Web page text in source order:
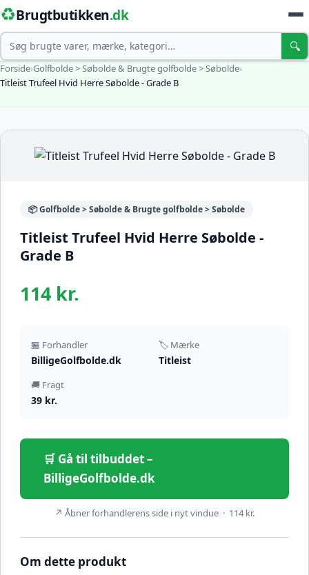
♻️Brugtbutikken.dk
Søg 🔍
Forside›Golfbolde > Søbolde & Brugte golfbolde > Søbolde›
Titleist Trufeel Hvid Herre Søbolde - Grade B
📦 Golfbolde > Søbolde & Brugte golfbolde > Søbolde
Titleist Trufeel Hvid Herre Søbolde -
Grade B
114 kr.
🏪 Forhandler
BilligeGolfbolde.dk
🏷️ Mærke
Titleist
🚚 Fragt
39 kr.
🛒 Gå til tilbuddet –
BilligeGolfbolde.dk
↗ Åbner forhandlerens side i nyt vindue · 114 kr.
Om dette produkt